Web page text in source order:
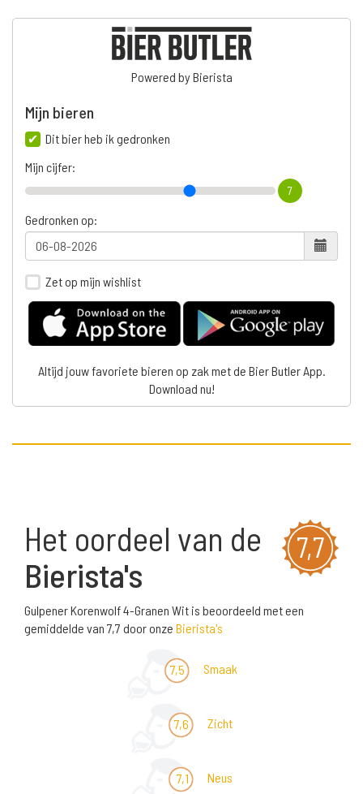
Powered by Bierista
Mijn bieren
Dit bier heb ik gedronken
Mijn cijfer:
7
Gedronken op:
Zet op mijn wishlist
Altijd jouw favoriete bieren op zak met de Bier Butler App.
Download nu!
7,7
Het oordeel van de
Bierista's
Gulpener Korenwolf 4-Granen Wit is beoordeeld met een
gemiddelde van 7,7 door onze Bierista's
7,5 Smaak
7,6 Zicht
7,1 Neus